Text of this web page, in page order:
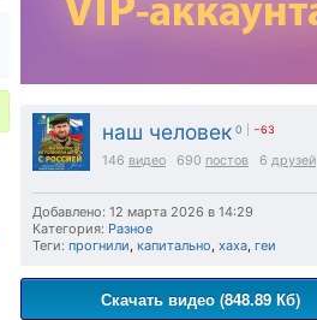
наш человек 0 −63
146 видео 690 постов 6 друзей
Добавлено: 12 марта 2026 в 14:29
Категория: Разное
Теги: прогнили, капитально, хаха, геи
Скачать видео (848.89 Кб)